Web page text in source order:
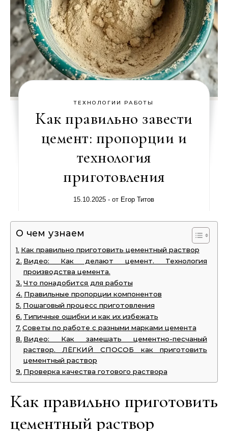
ТЕХНОЛОГИИ РАБОТЫ
Как правильно завести
цемент: пропорции и
технология
приготовления
15.10.2025 - от Егор Титов
О чем узнаем
Как правильно приготовить цементный раствор
Видео: Как делают цемент. Технология
производства цемента.
Что понадобится для работы
Правильные пропорции компонентов
Пошаговый процесс приготовления
Типичные ошибки и как их избежать
Советы по работе с разными марками цемента
Видео: Как замешать цементно-песчаный
раствор. ЛЁГКИЙ СПОСОБ как приготовить
цементный раствор
Проверка качества готового раствора
Как правильно приготовить
цементный раствор